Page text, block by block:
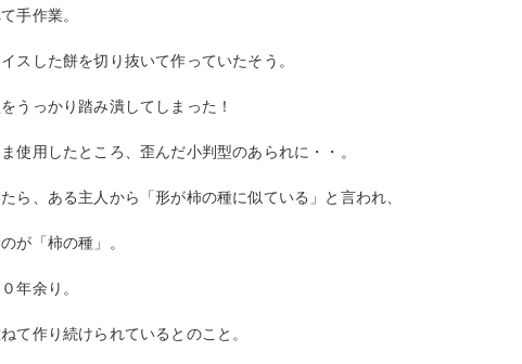
手作業。
スした餅を切り抜いて作っていたそう。
うっかり踏み潰してしまった！
使用したところ、歪んだ小判型のあられに・・。
ら、ある主人から「形が柿の種に似ている」と言われ、
が「柿の種」。
年余り。
て作り続けられているとのこと。